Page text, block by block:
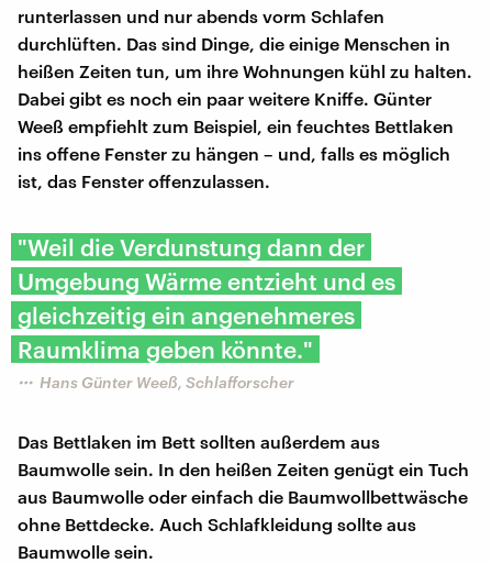
runterlassen und nur abends vorm Schlafen
durchlüften. Das sind Dinge, die einige Menschen in
heißen Zeiten tun, um ihre Wohnungen kühl zu halten.
Dabei gibt es noch ein paar weitere Kniffe. Günter
Weeß empfiehlt zum Beispiel, ein feuchtes Bettlaken
ins offene Fenster zu hängen – und, falls es möglich
ist, das Fenster offenzulassen.
"Weil die Verdunstung dann der
Umgebung Wärme entzieht und es
gleichzeitig ein angenehmeres
Raumklima geben könnte."
Hans Günter Weeß, Schlafforscher
Das Bettlaken im Bett sollten außerdem aus
Baumwolle sein. In den heißen Zeiten genügt ein Tuch
aus Baumwolle oder einfach die Baumwollbettwäsche
ohne Bettdecke. Auch Schlafkleidung sollte aus
Baumwolle sein.